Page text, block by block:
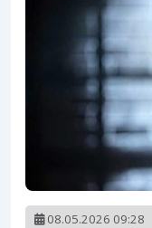
08.05.2026 09:28